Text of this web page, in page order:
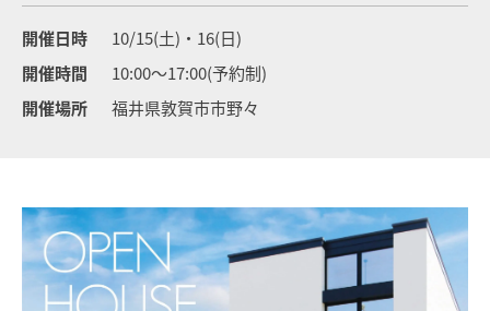
お客様の声
会社案内
モデルハウス イベント参加
開催日時
10/15(土)・16(日)
開催時間
10:00～17:00(予約制)
開催場所
福井県敦賀市市野々